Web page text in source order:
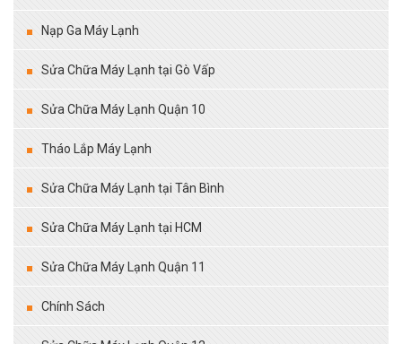
Nạp Ga Máy Lạnh
Sửa Chữa Máy Lạnh tại Gò Vấp
Sửa Chữa Máy Lạnh Quận 10
Tháo Lắp Máy Lạnh
Sửa Chữa Máy Lạnh tại Tân Bình
Sửa Chữa Máy Lạnh tại HCM
Sửa Chữa Máy Lạnh Quận 11
Chính Sách